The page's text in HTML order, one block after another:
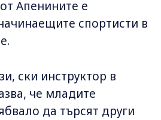
Апенините е
спортисти в
ски инструктор в
че младите
да търсят други